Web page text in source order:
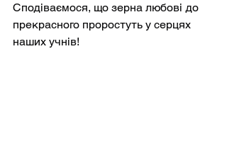
Сподіваємося, що зерна любові до
прекрасного проростуть у серцях
наших учнів!